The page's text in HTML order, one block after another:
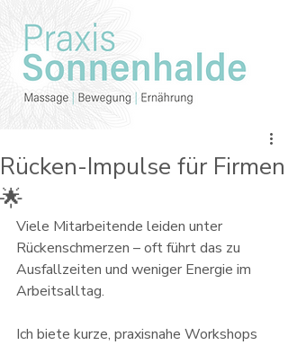
Rücken-Impulse für Firmen
🌟
Viele Mitarbeitende leiden unter
Rückenschmerzen – oft führt das zu
Ausfallzeiten und weniger Energie im
Arbeitsalltag.
Ich biete kurze, praxisnahe Workshops